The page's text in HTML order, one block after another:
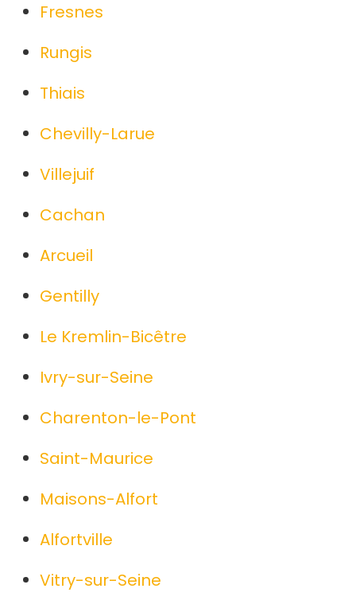
Fresnes
Rungis
Thiais
Chevilly-Larue
Villejuif
Cachan
Arcueil
Gentilly
Le Kremlin-Bicêtre
Ivry-sur-Seine
Charenton-le-Pont
Saint-Maurice
Maisons-Alfort
Alfortville
Vitry-sur-Seine